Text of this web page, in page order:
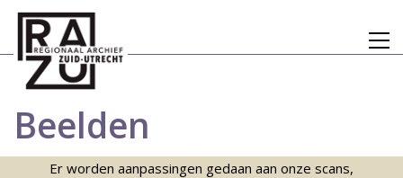
Beelden
Er worden aanpassingen gedaan aan onze scans,